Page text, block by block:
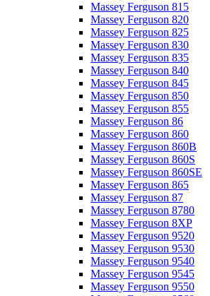
Massey Ferguson 815
Massey Ferguson 820
Massey Ferguson 825
Massey Ferguson 830
Massey Ferguson 835
Massey Ferguson 840
Massey Ferguson 845
Massey Ferguson 850
Massey Ferguson 855
Massey Ferguson 86
Massey Ferguson 860
Massey Ferguson 860B
Massey Ferguson 860S
Massey Ferguson 860SE
Massey Ferguson 865
Massey Ferguson 87
Massey Ferguson 8780
Massey Ferguson 8XP
Massey Ferguson 9520
Massey Ferguson 9530
Massey Ferguson 9540
Massey Ferguson 9545
Massey Ferguson 9550